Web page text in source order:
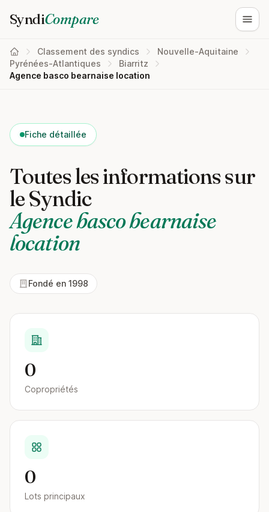
SyndiCompare
Classement des syndics
Nouvelle-Aquitaine
Pyrénées-Atlantiques
Biarritz
Agence basco bearnaise location
Fiche détaillée
Toutes les informations sur
le Syndic
Agence basco bearnaise
location
Fondé en 1998
0
Copropriétés
0
Lots principaux